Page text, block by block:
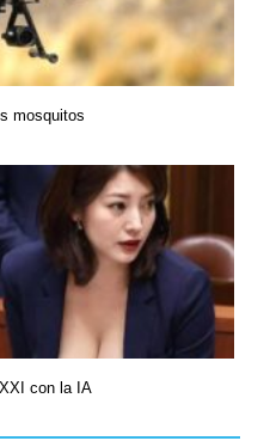
mosquitos
con la IA